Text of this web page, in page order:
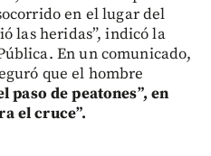
en el lugar del
las heridas”, indicó la
En un comunicado,
que el hombre
paso de peatones”, en
el cruce”.